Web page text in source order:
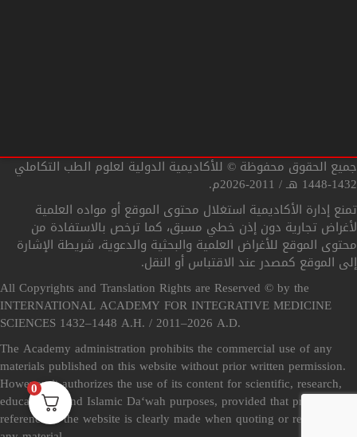
التحقق من صحة الشهادة
جميع الحقوق محفوظة © للأكاديمية الدولية لعلوم الطب التكاملي
1432-1448 هـ / 2011-2026م.
تمنع إدارة الأكاديمية استغلال محتوى الموقع أو مواده العلمية
لأغراض تجارية دون إذن خطي مسبق، كما ترخص بالاستفادة من
محتوى الموقع للأغراض العلمية والبحثية والدعوية، شريطة الإشارة
إلى الموقع كمصدر عند الاقتباس أو النقل.
All Copyrights and Translation Rights are Reserved © by the
INTERNATIONAL ACADEMY FOR INTEGRATIVE MEDICINE
SCIENCES 1432–1448 A.H. / 2011–2026 A.D.
The Academy administration prohibits the commercial use of any
materials published on this website without prior written permission.
However, it authorizes the use of its content for scientific, research,
educational, and Islamic Da‘wah purposes, provided that proper
reference to the website is clearly made when quoting or reproducing
0